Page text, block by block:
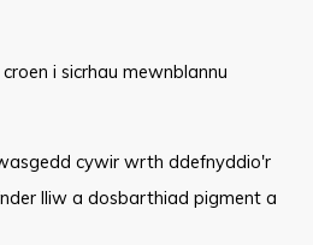
i sicrhau mewnblannu
cywir wrth ddefnyddio'r
lliw a dosbarthiad pigment a